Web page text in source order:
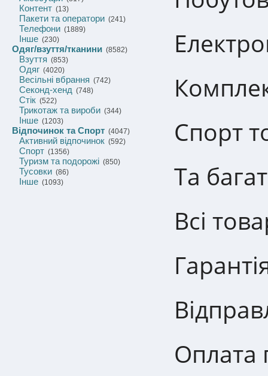
Контент (13)
Пакети та оператори (241)
Телефони (1889)
Інше (230)
Одяг/взуття/тканини (8582)
Взуття (853)
Одяг (4020)
Весільні вбрання (742)
Секонд-хенд (748)
Стік (522)
Трикотаж та вироби (344)
Інше (1203)
Відпочинок та Спорт (4047)
Активний відпочинок (592)
Спорт (1356)
Туризм та подорожі (850)
Тусовки (86)
Інше (1093)
Спорт
Та
Всі
Оплата